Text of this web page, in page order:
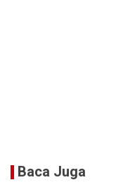
Baca Juga